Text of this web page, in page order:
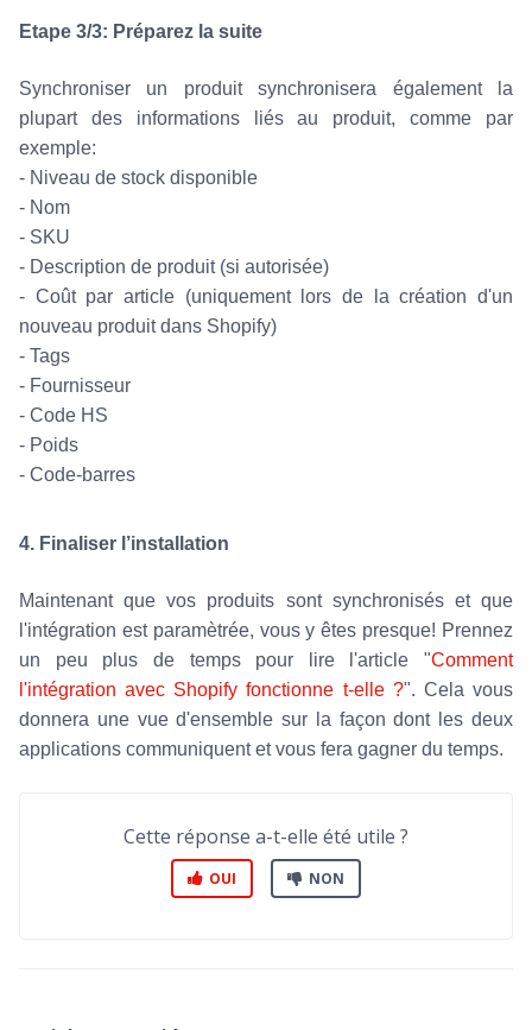
Etape 3/3: Préparez la suite
Synchroniser un produit synchronisera également la
plupart des informations liés au produit, comme par
exemple:
- Niveau de stock disponible
- Nom
- SKU
- Description de produit (si autorisée)
- Coût par article (uniquement lors de la création d'un
nouveau produit dans Shopify)
- Tags
- Fournisseur
- Code HS
- Poids
- Code-barres
4. Finaliser l’installation
Maintenant que vos produits sont synchronisés et que
l'intégration est paramètrée, vous y êtes presque! Prennez
un peu plus de temps pour lire l'article "Comment
l'intégration avec Shopify fonctionne t-elle ?". Cela vous
donnera une vue d'ensemble sur la façon dont les deux
applications communiquent et vous fera gagner du temps.
Cette réponse a-t-elle été utile ?
OUI NON